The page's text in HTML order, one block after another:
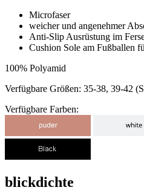
Microfaser
weicher und angenehmer
Anti-Slip Ausrüstung im
Cushion Sole am Fußballen
100% Polyamid
Verfügbare Größen: 35-38, 39-42
Verfügbare Farben:
blickdichte